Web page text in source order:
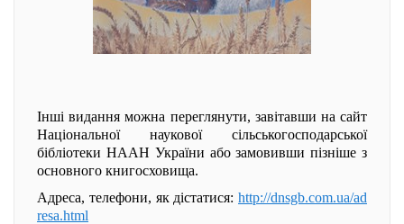
Інші видання можна переглянути, завітавши на сайт
Національної наукової сільськогосподарської
бібліотеки НААН України або замовивши пізніше з
основного книгосховища.
Адреса, телефони, як дістатися: http://dnsgb.com.ua/ad
resa.html